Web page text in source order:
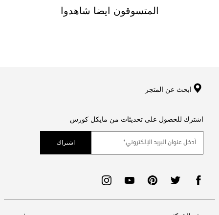
المتسوقون ايضا شاهدوا
ابحث عن المتجر
اشترك للحصول على تحديثات من مايكل كورس
اشتراك